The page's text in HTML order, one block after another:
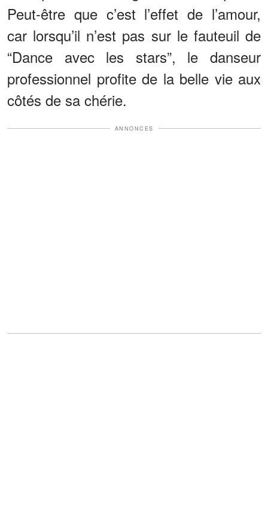
Peut-être que c’est l’effet de l’amour,
car lorsqu’il n’est pas sur le fauteuil de
“Dance avec les stars”, le danseur
professionnel profite de la belle vie aux
côtés de sa chérie.
ANNONCES